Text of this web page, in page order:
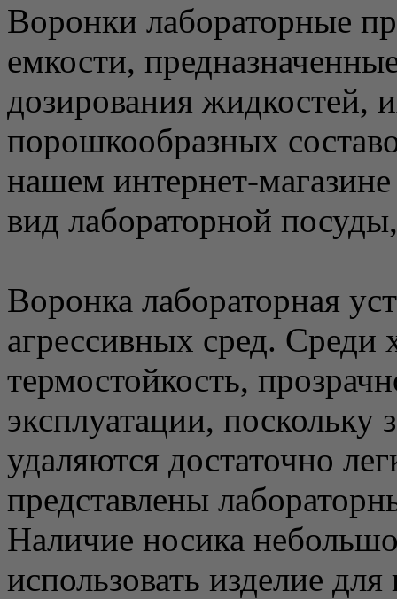
Воронки лабораторные
емкости,
дозирования жидкостей,
порошкообразных
нашем интернет-
вид лабораторной
Воронка лабораторная
агрессивных сред. Среди
термостойкость,
эксплуатации, поскольку
удаляются достаточно
представлены
Наличие носика
использовать изделие